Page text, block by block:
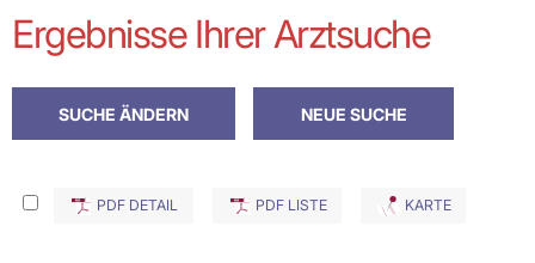
Ergebnisse Ihrer Arztsuche
PDF DETAIL PDF LISTE KARTE